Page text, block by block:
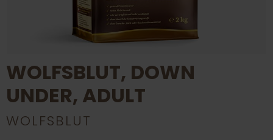
WOLFSBLUT, DOWN
UNDER, ADULT
WOLFSBLUT